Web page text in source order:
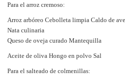
Para el arroz cremoso:
Arroz arbóreo Cebolleta limpia Caldo de ave
Nata culinaria
Queso de oveja curado Mantequilla
Aceite de oliva Hongo en polvo Sal
Para el salteado de colmenillas: